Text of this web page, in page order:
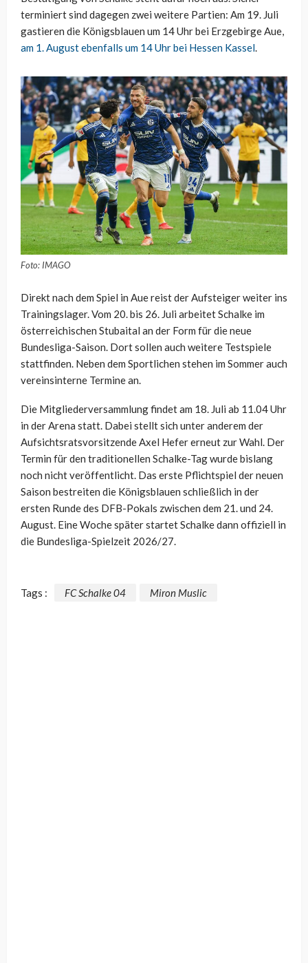
terminiert sind dagegen zwei weitere Partien: Am 19. Juli
gastieren die Königsblauen um 14 Uhr bei Erzgebirge Aue,
am 1. August ebenfalls um 14 Uhr bei Hessen Kassel.
Foto: IMAGO
Direkt nach dem Spiel in Aue reist der Aufsteiger weiter ins
Trainingslager. Vom 20. bis 26. Juli arbeitet Schalke im
österreichischen Stubaital an der Form für die neue
Bundesliga-Saison. Dort sollen auch weitere Testspiele
stattfinden. Neben dem Sportlichen stehen im Sommer auch
vereinsinterne Termine an.
Die Mitgliederversammlung findet am 18. Juli ab 11.04 Uhr
in der Arena statt. Dabei stellt sich unter anderem der
Aufsichtsratsvorsitzende Axel Hefer erneut zur Wahl. Der
Termin für den traditionellen Schalke-Tag wurde bislang
noch nicht veröffentlicht. Das erste Pflichtspiel der neuen
Saison bestreiten die Königsblauen schließlich in der
ersten Runde des DFB-Pokals zwischen dem 21. und 24.
August. Eine Woche später startet Schalke dann offiziell in
die Bundesliga-Spielzeit 2026/27.
Tags : FC Schalke 04 Miron Muslic